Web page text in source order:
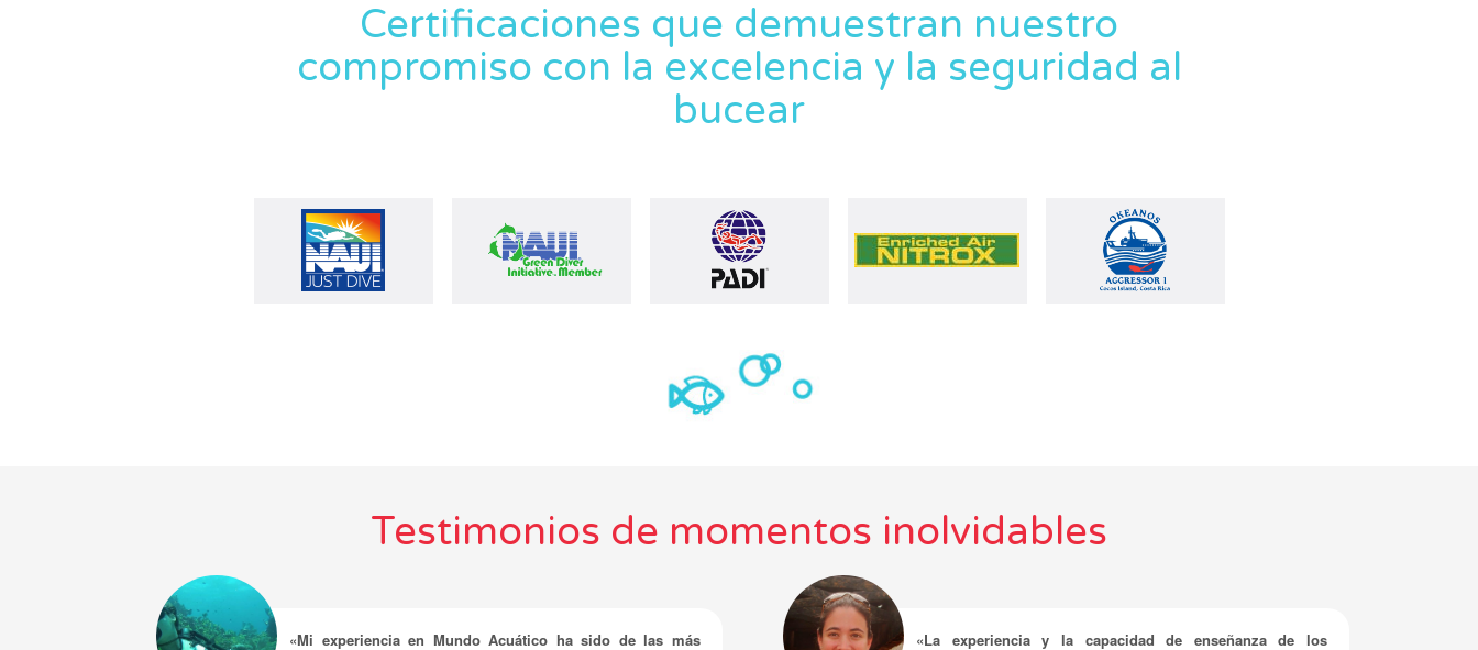
Certificaciones que demuestran nuestro
compromiso con la excelencia y la seguridad al
bucear
Testimonios de momentos inolvidables
«Mi experiencia en Mundo Acuático ha sido de las más
«La experiencia y la capacidad de enseñanza de los